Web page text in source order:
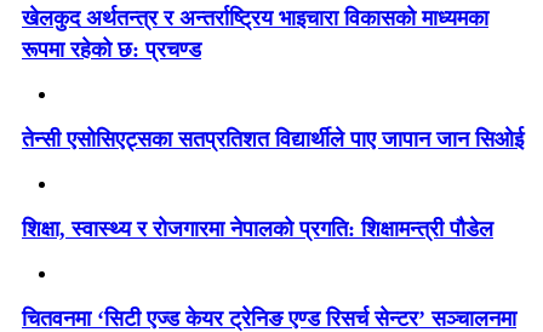
खेलकुद अर्थतन्त्र र अन्तर्राष्ट्रिय भाइचारा विकासको माध्यमका
रूपमा रहेको छ: प्रचण्ड
तेन्सी एसोसिएट्सका सतप्रतिशत विद्यार्थीले पाए जापान जान सिओई
शिक्षा, स्वास्थ्य र रोजगारमा नेपालको प्रगति: शिक्षामन्त्री पौडेल
चितवनमा ‘सिटी एज्ड केयर ट्रेनिङ एण्ड रिसर्च सेन्टर’ सञ्चालनमा